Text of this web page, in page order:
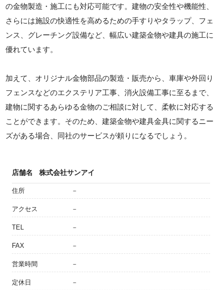
の金物製造・施工にも対応可能です。建物の安全性や機能性、
さらには施設の快適性を高めるための手すりやタラップ、フェ
ンス、グレーチング設備など、幅広い建築金物や建具の施工に
優れています。
加えて、オリジナル金物部品の製造・販売から、車庫や外回り
フェンスなどのエクステリア工事、消火設備工事に至るまで、
建物に関するあらゆる金物のご相談に対して、柔軟に対応する
ことができます。そのため、建築金物や建具金具に関するニー
ズがある場合、同社のサービスが頼りになるでしょう。
店舗名 株式会社サンアイ
住所 －
アクセス －
TEL －
FAX －
営業時間 －
定休日 －